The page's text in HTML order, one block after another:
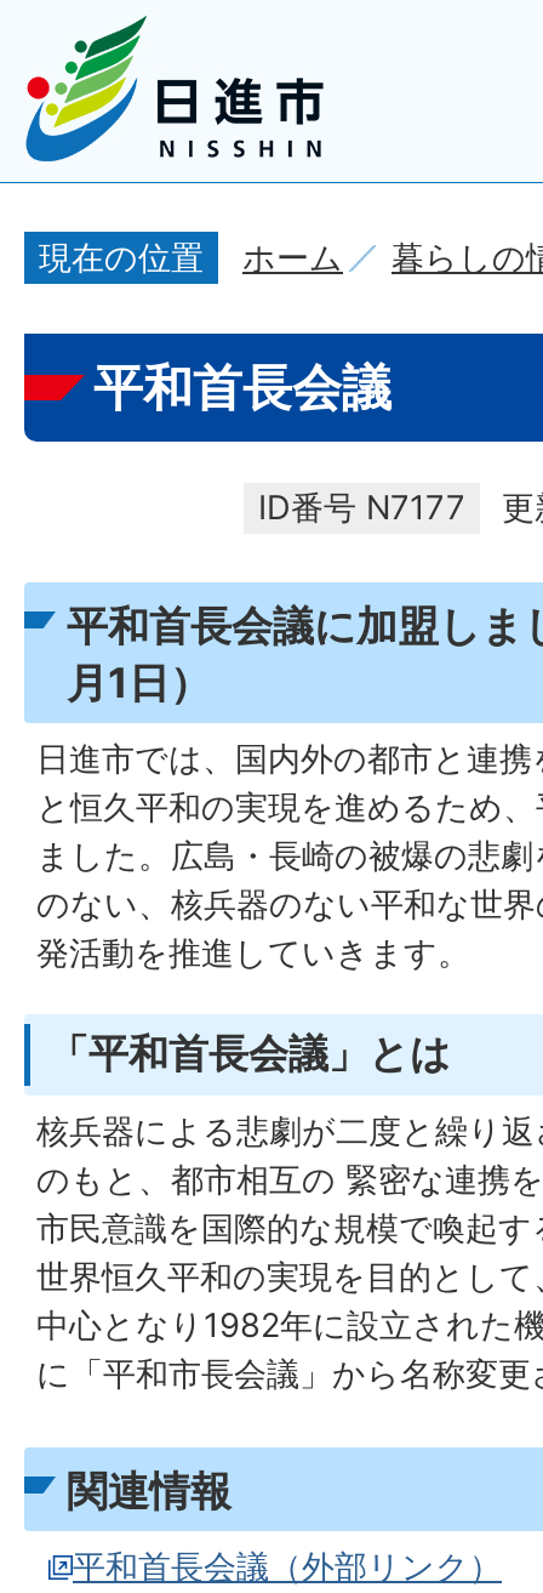
現在の位置 ホーム 暮らしの
平和首長会議
ID番号 N7177
平和首長会議に加盟し
月1日）
日進市では、国内外の都市と連
と恒久平和の実現を進めるため
ました。広島・長崎の被爆の悲
のない、核兵器のない平和な世
発活動を推進していきます。
「平和首長会議」とは
核兵器による悲劇が二度と繰り
のもと、都市相互の 緊密な連携
市民意識を国際的な規模で喚起
世界恒久平和の実現を目的とし
中心となり1982年に設立された
に「平和市長会議」から名称変
関連情報
平和首長会議（外部リンク）